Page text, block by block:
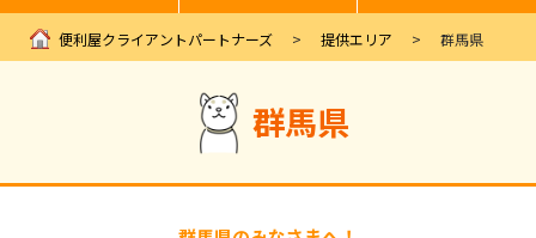
便利屋クライアントパートナーズ 提供エリア 群馬県
群馬県